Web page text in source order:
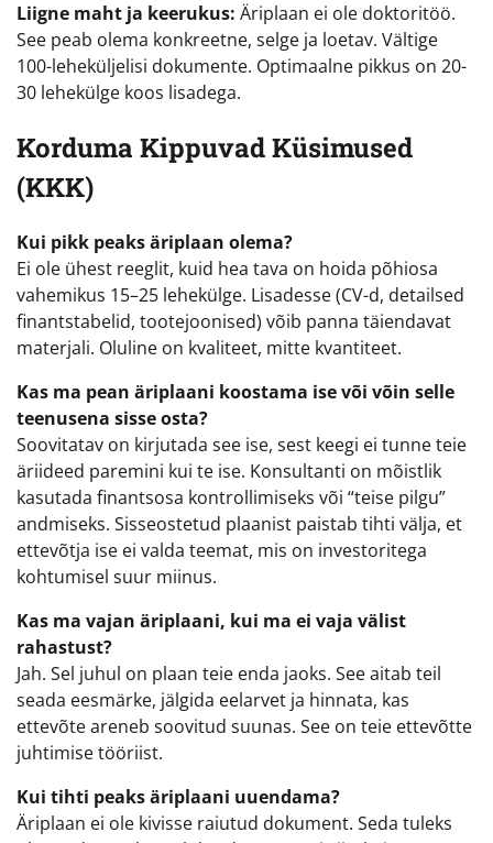
Liigne maht ja keerukus: Äriplaan ei ole doktoritöö.
See peab olema konkreetne, selge ja loetav. Vältige
100-leheküljelisi dokumente. Optimaalne pikkus on 20-
30 lehekülge koos lisadega.
Korduma Kippuvad Küsimused
(KKK)
Kui pikk peaks äriplaan olema?
Ei ole ühest reeglit, kuid hea tava on hoida põhiosa
vahemikus 15–25 lehekülge. Lisadesse (CV-d, detailsed
finantstabelid, tootejoonised) võib panna täiendavat
materjali. Oluline on kvaliteet, mitte kvantiteet.
Kas ma pean äriplaani koostama ise või võin selle
teenusena sisse osta?
Soovitatav on kirjutada see ise, sest keegi ei tunne teie
äriideed paremini kui te ise. Konsultanti on mõistlik
kasutada finantsosa kontrollimiseks või “teise pilgu”
andmiseks. Sisseostetud plaanist paistab tihti välja, et
ettevõtja ise ei valda teemat, mis on investoritega
kohtumisel suur miinus.
Kas ma vajan äriplaani, kui ma ei vaja välist
rahastust?
Jah. Sel juhul on plaan teie enda jaoks. See aitab teil
seada eesmärke, jälgida eelarvet ja hinnata, kas
ettevõte areneb soovitud suunas. See on teie ettevõtte
juhtimise tööriist.
Kui tihti peaks äriplaani uuendama?
Äriplaan ei ole kivisse raiutud dokument. Seda tuleks